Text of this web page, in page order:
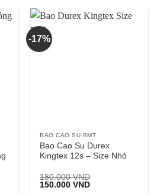
-17%
BAO CAO SU BMT
Bao Cao Su Durex
Kingtex 12s – Size Nhỏ
180.000VND
Giá
150.000VNDGiá